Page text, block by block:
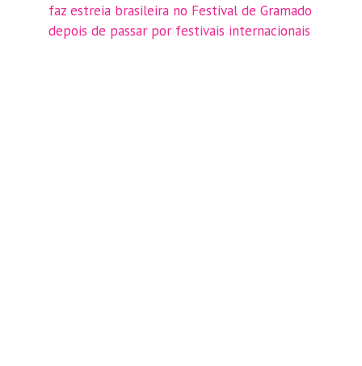
faz estreia brasileira no Festival de Gramado
depois de passar por festivais internacionais